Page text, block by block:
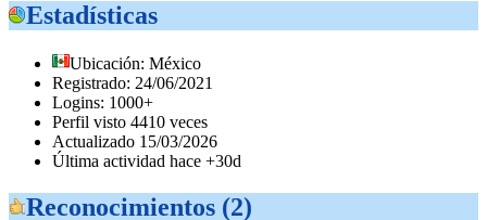
Estadísticas
Ubicación: México
Registrado: 24/06/2021
Logins: 1000+
Perfil visto 4410 veces
Actualizado 15/03/2026
Última actividad hace +30d
Reconocimientos (2)